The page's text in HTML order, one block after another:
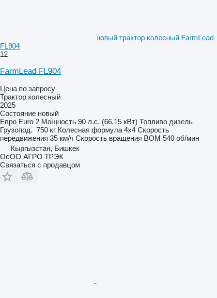
новый трактор колесный FarmLead
FL904
12
FarmLead FL904
Цена по запросу
Трактор колесный
2025
Состояние новый
Евро Euro 2 Мощность 90 л.с. (66.15 кВт) Топливо дизель
Грузопод. 750 кг Колесная формула 4x4 Скорость
передвижения 35 км/ч Скорость вращения ВОМ 540 об/мин
Кыргызстан, Бишкек
ОсОО АГРО ТРЭК
Связаться с продавцом